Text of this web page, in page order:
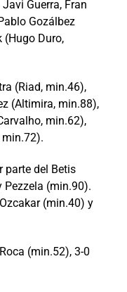
Guerra, Fran
Gozálbez
(Hugo Duro,
(Riad, min.46),
(Altimira, min.88),
min.62),
min.72).
parte del Betis
Pezzela (min.90).
(min.40) y
(min.52), 3-0